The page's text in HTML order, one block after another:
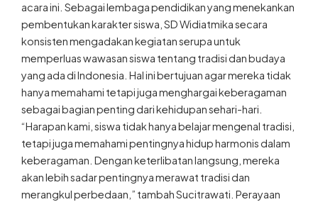
acara ini. Sebagai lembaga pendidikan yang menekankan
pembentukan karakter siswa, SD Widiatmika secara
konsisten mengadakan kegiatan serupa untuk
memperluas wawasan siswa tentang tradisi dan budaya
yang ada di Indonesia. Hal ini bertujuan agar mereka tidak
hanya memahami tetapi juga menghargai keberagaman
sebagai bagian penting dari kehidupan sehari-hari.
“Harapan kami, siswa tidak hanya belajar mengenal tradisi,
tetapi juga memahami pentingnya hidup harmonis dalam
keberagaman. Dengan keterlibatan langsung, mereka
akan lebih sadar pentingnya merawat tradisi dan
merangkul perbedaan,” tambah Sucitrawati. Perayaan